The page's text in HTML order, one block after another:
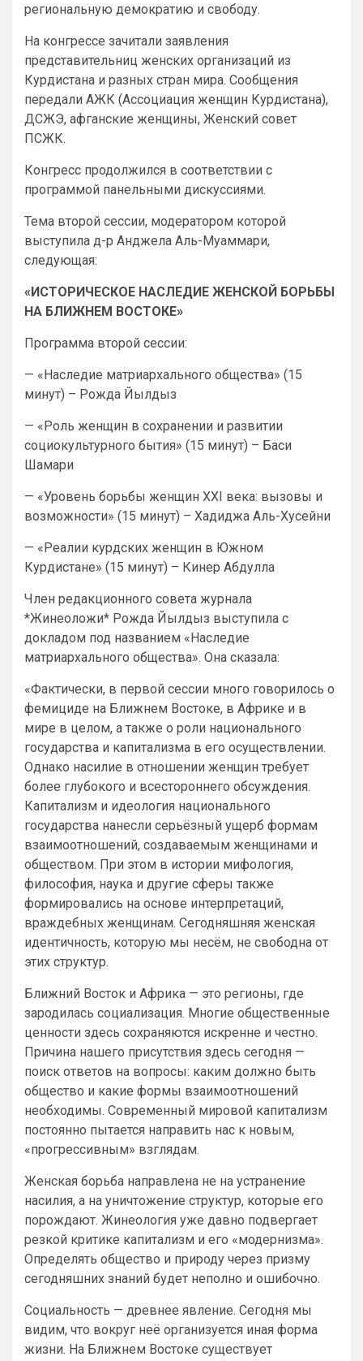
региональную демократию и свободу.
На конгрессе зачитали заявления
представительниц женских организаций из
Курдистана и разных стран мира. Сообщения
передали АЖК (Ассоциация женщин Курдистана),
ДСЖЭ, афганские женщины, Женский совет
ПСЖК.
Конгресс продолжился в соответствии с
программой панельными дискуссиями.
Тема второй сессии, модератором которой
выступила д-р Анджела Аль-Муаммари,
следующая:
«ИСТОРИЧЕСКОЕ НАСЛЕДИЕ ЖЕНСКОЙ БОРЬБЫ
НА БЛИЖНЕМ ВОСТОКЕ»
Программа второй сессии:
— «Наследие матриархального общества» (15
минут) – Рожда Йылдыз
— «Роль женщин в сохранении и развитии
социокультурного бытия» (15 минут) – Баси
Шамари
— «Уровень борьбы женщин XXI века: вызовы и
возможности» (15 минут) – Хадиджа Аль-Хусейни
— «Реалии курдских женщин в Южном
Курдистане» (15 минут) – Кинер Абдулла
Член редакционного совета журнала
*Жинеоложи* Рожда Йылдыз выступила с
докладом под названием «Наследие
матриархального общества». Она сказала:
«Фактически, в первой сессии много говорилось о
фемициде на Ближнем Востоке, в Африке и в
мире в целом, а также о роли национального
государства и капитализма в его осуществлении.
Однако насилие в отношении женщин требует
более глубокого и всестороннего обсуждения.
Капитализм и идеология национального
государства нанесли серьёзный ущерб формам
взаимоотношений, создаваемым женщинами и
обществом. При этом в истории мифология,
философия, наука и другие сферы также
формировались на основе интерпретаций,
враждебных женщинам. Сегодняшняя женская
идентичность, которую мы несём, не свободна от
этих структур.
Ближний Восток и Африка — это регионы, где
зародилась социализация. Многие общественные
ценности здесь сохраняются искренне и честно.
Причина нашего присутствия здесь сегодня —
поиск ответов на вопросы: каким должно быть
общество и какие формы взаимоотношений
необходимы. Современный мировой капитализм
постоянно пытается направить нас к новым,
«прогрессивным» взглядам.
Женская борьба направлена не на устранение
насилия, а на уничтожение структур, которые его
порождают. Жинеология уже давно подвергает
резкой критике капитализм и его «модернизма».
Определять общество и природу через призму
сегодняшних знаний будет неполно и ошибочно.
Социальность — древнее явление. Сегодня мы
видим, что вокруг неё организуется иная форма
жизни. На Ближнем Востоке существует